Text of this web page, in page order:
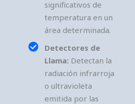
significativos de
temperatura en un
área determinada.
Detectores de
Llama: Detectan la
radiación infrarroja
o ultravioleta
emitida por las